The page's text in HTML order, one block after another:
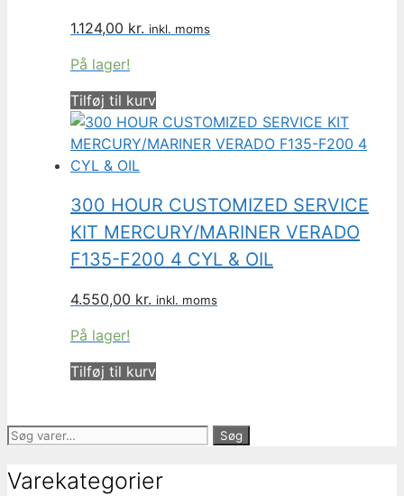
1.124,00 kr. inkl. moms
På lager!
Tilføj til kurv
300 HOUR CUSTOMIZED SERVICE
KIT MERCURY/MARINER VERADO
F135-F200 4 CYL & OIL
4.550,00 kr. inkl. moms
På lager!
Tilføj til kurv
Søg
Søg
Varekategorier